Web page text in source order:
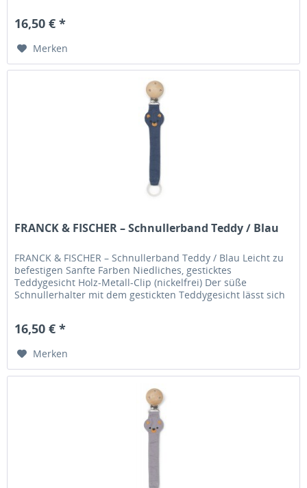
16,50 € *
Merken
FRANCK & FISCHER – Schnullerband Teddy / Blau
FRANCK & FISCHER – Schnullerband Teddy / Blau Leicht zu
befestigen Sanfte Farben Niedliches, gesticktes
Teddygesicht Holz-Metall-Clip (nickelfrei) Der süße
Schnullerhalter mit dem gestickten Teddygesicht lässt sich
16,50 € *
Merken